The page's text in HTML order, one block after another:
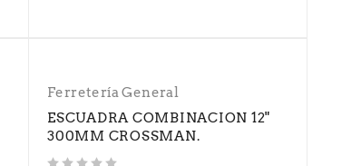
Ferretería General
ESCUADRA COMBINACION 12"
300MM CROSSMAN.